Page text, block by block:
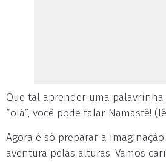
Que tal aprender uma palavrinha
“olá”, você pode falar Namastê!
Agora é só preparar a
aventura pelas alturas. Vamos